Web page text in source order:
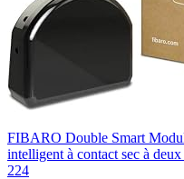
FIBARO Double Smart
intelligent à contact sec à
224